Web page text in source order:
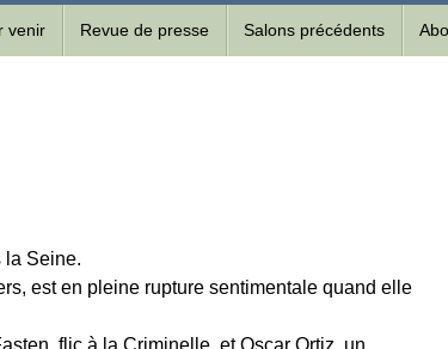
venir Revue de presse Salons précédents
la Seine.
est en pleine rupture sentimentale quand elle